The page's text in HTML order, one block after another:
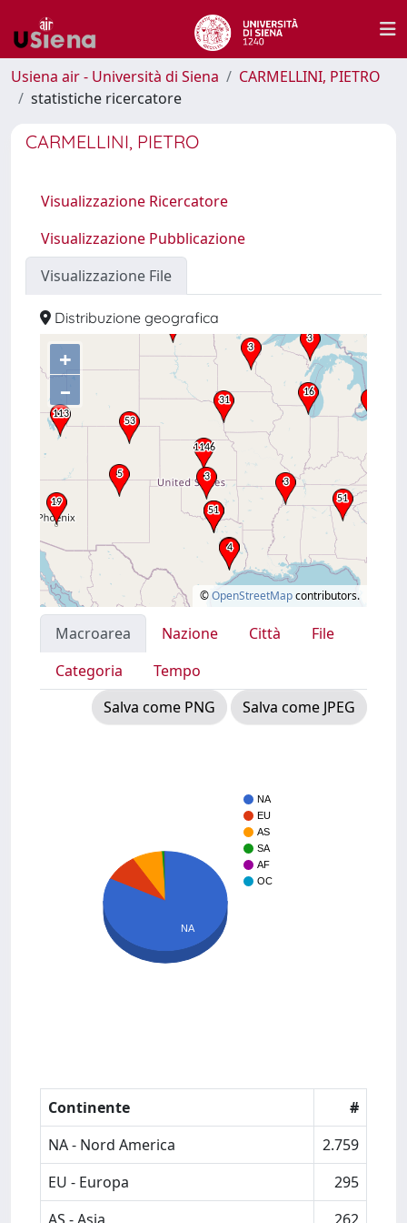
Usiena air - Università di Siena
CARMELLINI, PIETRO
statistiche ricercatore
CARMELLINI, PIETRO
Visualizzazione Ricercatore
Visualizzazione Pubblicazione
Visualizzazione File
Distribuzione geografica
+
–
©OpenStreetMapcontributors.
Macroarea Nazione Città
File
Categoria
Tempo
Salva come PNG
Salva come JPEG
NA
EU
AS
SA
AF
OC
NA
Continente
#
NA - Nord America
2.759
EU - Europa
295